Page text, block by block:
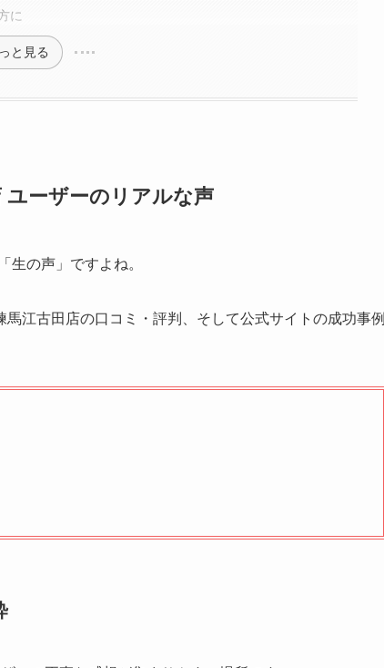
に
と見る
ユーザーのリアルな声
生の声」ですよね。
江古田店の口コミ・評判、そして公式サイトの成功事例